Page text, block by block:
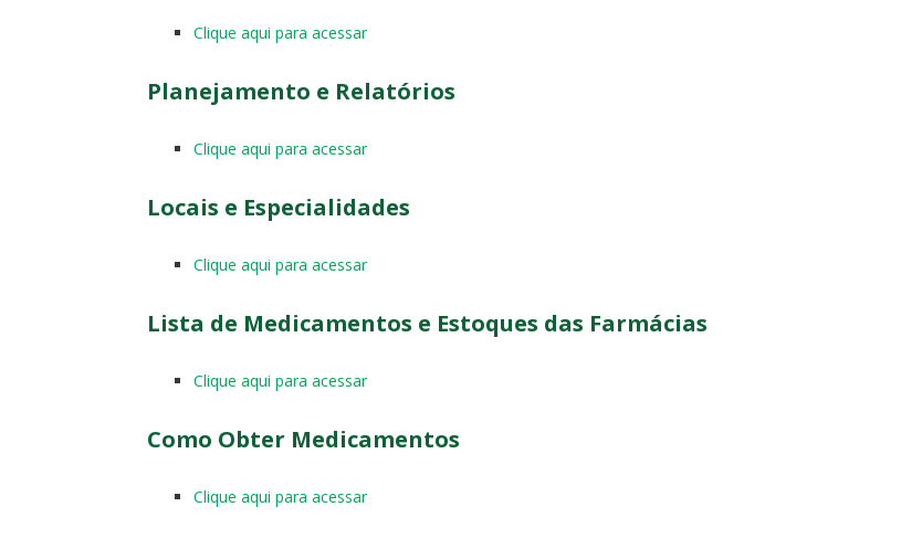
Clique aqui para acessar
Planejamento e Relatórios
Clique aqui para acessar
Locais e Especialidades
Clique aqui para acessar
Lista de Medicamentos e Estoques das Farmácias
Clique aqui para acessar
Como Obter Medicamentos
Clique aqui para acessar